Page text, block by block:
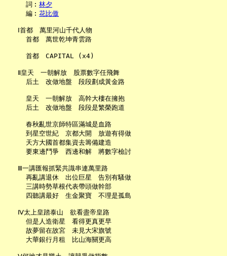
     詞︰
林夕
     編︰
花比傲
   Ⅰ首都　萬里河山千代人物
     首都　萬世乾坤青雲路
     首都　CAPITAL (x4)
   Ⅱ皇天　一朝解放　股票數字任飛舞
     后土　改做地盤　段段劃成黃金路
     皇天　一朝解放　高幹大樓在擁抱
     后土　改做地盤　段段是繁榮跑道
     春秋亂世京師特區滿城是血路
     到星空世紀　京都大開　放遊有得做
     天方大國首都集資去籌備建造
     要東邊鬥爭　西邊和解　將數字檢討
   Ⅲ一講匯報抓緊共識串連萬里路
     再亂講退休　出位巨星　告別有騷做
     三講時勢草根代表帶頭做幹部
     四聽講最好　生金聚寶　不理是孤島
   Ⅳ太上皇踏泰山　欲看盡帝皇路
     但是人造衛星　看得更真更早
     故夢留在故宮　未見大宋旗號
     大華銀行月租　比山海關更高